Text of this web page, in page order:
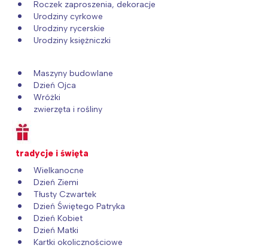
Roczek zaproszenia, dekoracje
Urodziny cyrkowe
Urodziny rycerskie
Urodziny księżniczki
Maszyny budowlane
Dzień Ojca
Wróżki
zwierzęta i rośliny
tradycje i święta
Wielkanocne
Dzień Ziemi
Tłusty Czwartek
Dzień Świętego Patryka
Dzień Kobiet
Dzień Matki
Kartki okolicznościowe